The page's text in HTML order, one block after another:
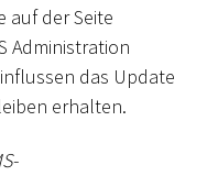
auf der Seite
Administration
das Update
erhalten.